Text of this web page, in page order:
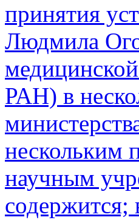
принятия
Людмила
РАН) в
нескольким
научным
содержится;